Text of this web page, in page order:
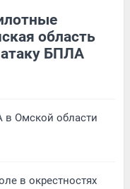
область
БПЛА
в Омской области
в окрестностях